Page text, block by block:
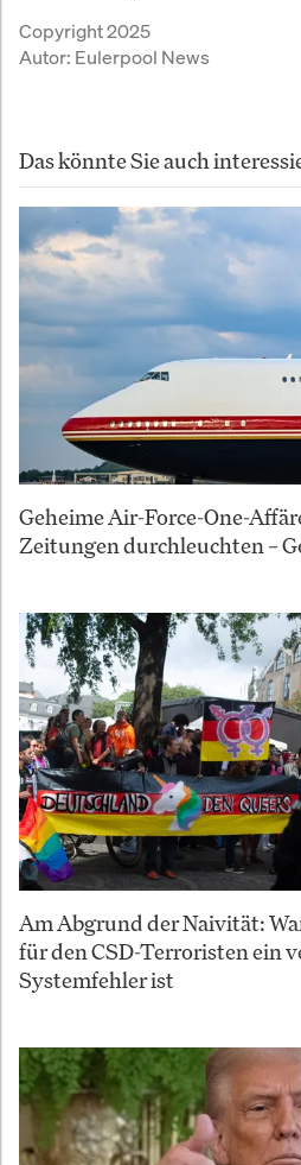
Copyright 2025
Autor: Eulerpool News
Das könnte Sie auch
Geheime Air-Force-One-
Zeitungen durchleuchten –
Am Abgrund der Naivität:
für den CSD-Terroristen ein
Systemfehler ist